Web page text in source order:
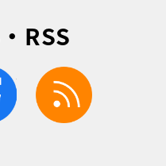
RSS
facebook